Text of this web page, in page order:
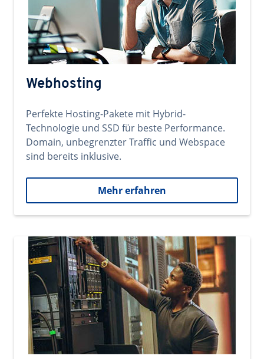
Webhosting
Perfekte Hosting-Pakete mit Hybrid-
Technologie und SSD für beste Performance.
Domain, unbegrenzter Traffic und Webspace
sind bereits inklusive.
Mehr erfahren